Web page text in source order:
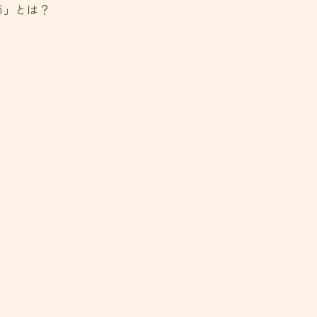
とは？